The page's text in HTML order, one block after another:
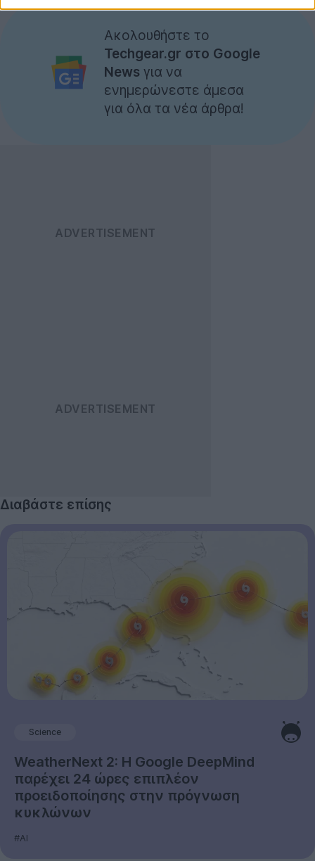
Ακολουθήστε το
Techgear.gr στο Google
News για να
ενημερώνεστε άμεσα
για όλα τα νέα άρθρα!
Διαβάστε επίσης
Science
WeatherNext 2: Η Google DeepMind
παρέχει 24 ώρες επιπλέον
προειδοποίησης στην πρόγνωση
κυκλώνων
#AI